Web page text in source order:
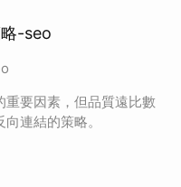
-seo
重要因素，但品質遠比數
連結的策略。